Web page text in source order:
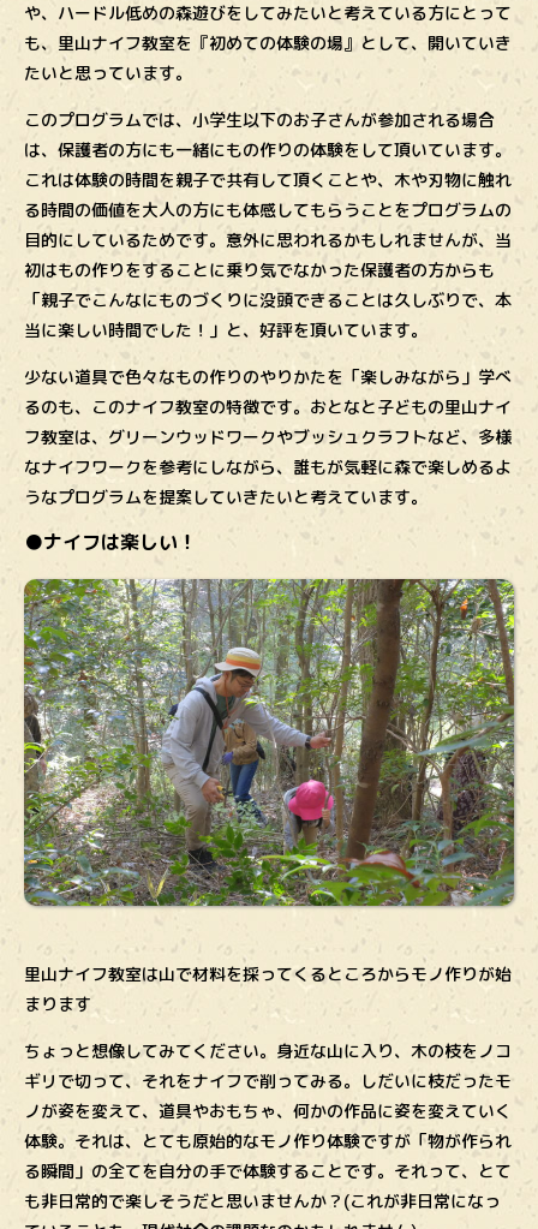
や、ハードル低めの森遊びをしてみたいと考えている方にとって
も、里山ナイフ教室を『初めての体験の場』として、開いていき
たいと思っています。
このプログラムでは、小学生以下のお子さんが参加される場合
は、保護者の方にも一緒にもの作りの体験をして頂いています。
これは体験の時間を親子で共有して頂くことや、木や刃物に触れ
る時間の価値を大人の方にも体感してもらうことをプログラムの
目的にしているためです。意外に思われるかもしれませんが、当
初はもの作りをすることに乗り気でなかった保護者の方からも
「親子でこんなにものづくりに没頭できることは久しぶりで、本
当に楽しい時間でした！」と、好評を頂いています。
少ない道具で色々なもの作りのやりかたを「楽しみながら」学べ
るのも、このナイフ教室の特徴です。おとなと子どもの里山ナイ
フ教室は、グリーンウッドワークやブッシュクラフトなど、多様
なナイフワークを参考にしながら、誰もが気軽に森で楽しめるよ
うなプログラムを提案していきたいと考えています。
●ナイフは楽しい！
里山ナイフ教室は山で材料を採ってくるところからモノ作りが始
まります
ちょっと想像してみてください。身近な山に入り、木の枝をノコ
ギリで切って、それをナイフで削ってみる。しだいに枝だったモ
ノが姿を変えて、道具やおもちゃ、何かの作品に姿を変えていく
体験。それは、とても原始的なモノ作り体験ですが「物が作られ
る瞬間」の全てを自分の手で体験することです。それって、とて
も非日常的で楽しそうだと思いませんか？(これが非日常になっ